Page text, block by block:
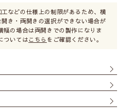
などの仕様上の制限があるため、横
き・両開きの選択ができない場合が
幅の場合は両開きでの製作になりま
ついてはこちら をご確認ください。